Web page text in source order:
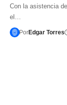
Con la asistencia
el…
PorEdgar Torres